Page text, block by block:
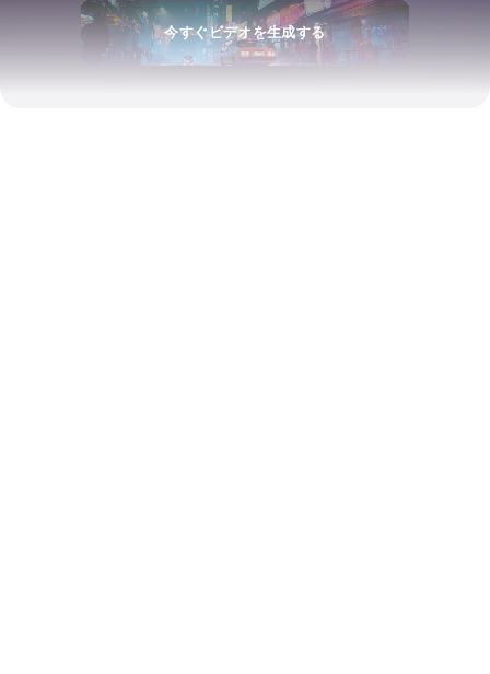
今すぐビデオを生成する